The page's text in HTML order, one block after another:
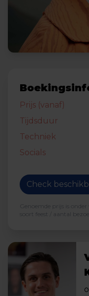
Prijs (vanaf)
Tijdsduur
Techniek
Socials
Check
Genoemde prijs is
soort feest / aantal